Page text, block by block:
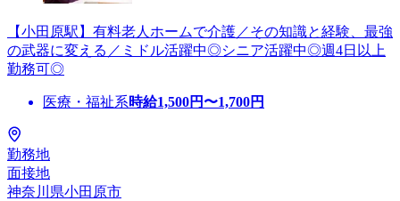
【小田原駅】有料老人ホームで介護／その知識と経験、最強
の武器に変える／ミドル活躍中◎シニア活躍中◎週4日以上
勤務可◎
医療・福祉系時給1,500円〜1,700円
勤務地
面接地
神奈川県小田原市